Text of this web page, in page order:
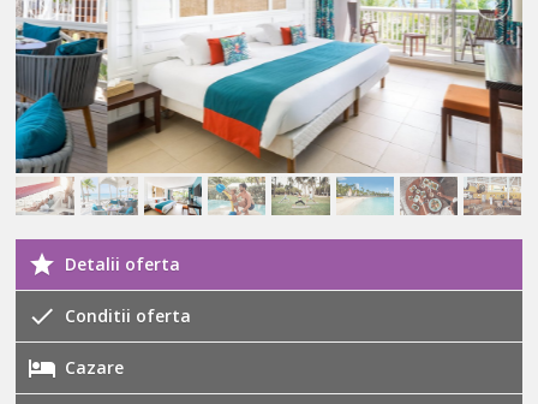
Detalii oferta
Conditii oferta
Cazare